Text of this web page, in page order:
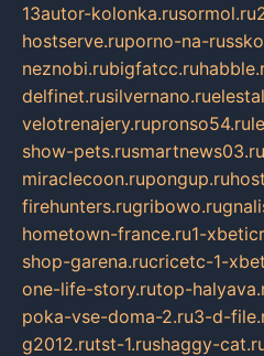
13autor-kolonka.rusormol.ru
hostserve.ruporno-na-
neznobi.rubigfatcc.ru
delfinet.rusilvernano.ru
velotrenajery.rupronso54.ru
show-pets.rusmartnews03.ru
miraclecoon.rupongup.ru
firehunters.rugribowo.ru
hometown-france.ru1-
shop-garena.rucricetc-1-
one-life-story.rutop-
poka-vse-doma-2.ru3-d-
g2012.rutst-1.rushaggy-